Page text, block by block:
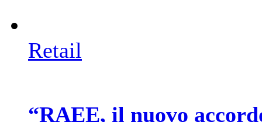
Retail
“RAEE, il nuovo